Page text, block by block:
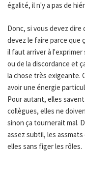
égalité, il n'y a pas de
Donc, si vous devez
devez le faire parce que
il faut arriver à
ou de la discordance et
la chose très exigeante.
avoir une énergie
Pour autant, elles
collègues, elles ne
sinon ça tournerait mal.
assez subtil, les
elles sans figer les rôles.